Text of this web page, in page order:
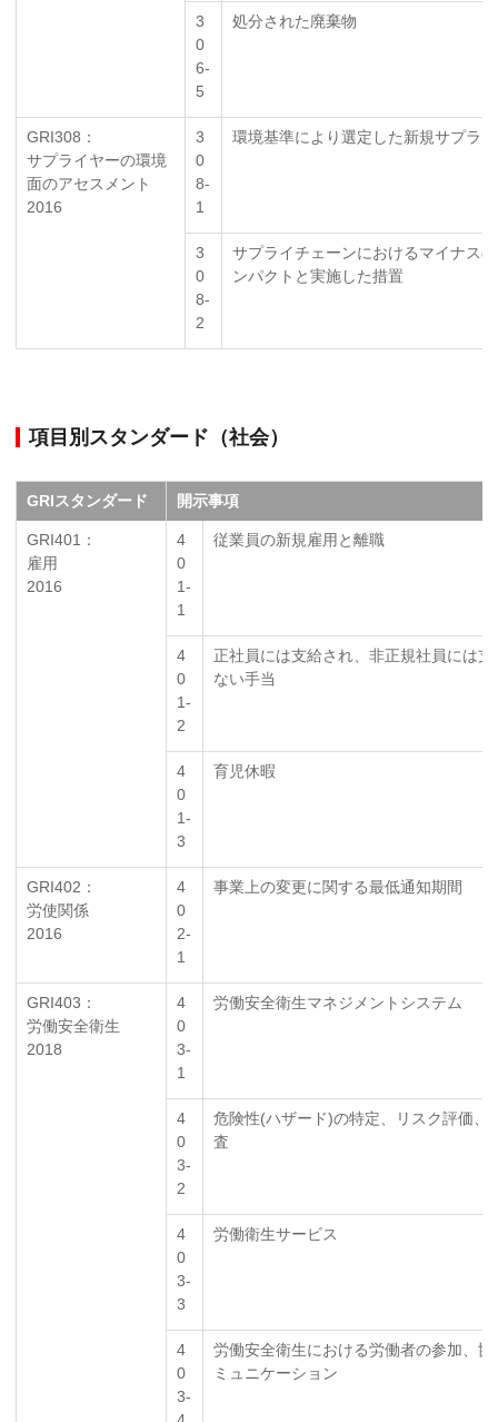
3
0
6-
5
処分された廃棄物
GRI308：
サプライヤーの環境
面のアセスメント
2016
3
0
8-
1
環境基準により選定した新規サプラ
3
0
8-
2
サプライチェーンにおけるマイナス
ンパクトと実施した措置
項目別スタンダード（社会）
GRIスタンダード 開示事項
GRI401：
雇用
2016
4
0
1-
1
従業員の新規雇用と離職
4
0
1-
2
正社員には支給され、非正規社員には支
ない手当
4
0
1-
3
育児休暇
GRI402：
労使関係
2016
4
0
2-
1
事業上の変更に関する最低通知期間
GRI403：
労働安全衛生
2018
4
0
3-
1
労働安全衛生マネジメントシステム
4
0
3-
2
危険性(ハザード)の特定、リスク評価、
査
4
0
3-
3
労働衛生サービス
4
0
3-
労働安全衛生における労働者の参加、協
ミュニケーション